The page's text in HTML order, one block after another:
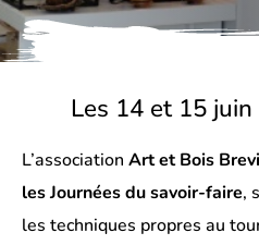
Les 14 et 15
L’association Art et Bois
les Journées du savoir-faire,
les techniques propres au